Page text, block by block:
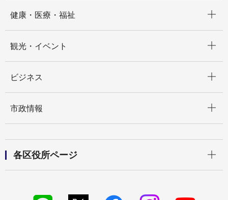
健康・医療・福祉
観光・イベント
ビジネス
市政情報
各区役所ページ